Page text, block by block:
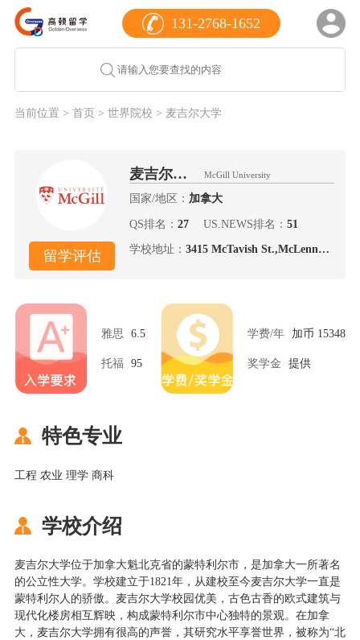
131-2768-1652
当前位置 > 首页 > 世界院校 > 麦吉尔大学
留学评估
麦吉尔大学 McGill University
国家/地区： 加拿大
QS排名：27 US.NEWS排名：51
学校地址：3415 McTavish St.,McLennan
雅思 6.5
托福 95
学费/年 加币 15348
奖学金 提供
特色专业
工程 农业 理学 商科
学校介绍
麦吉尔大学位于加拿大魁北克省的蒙特利尔市，是加拿大一所著名
的公立性大学。学校建立于1821年，从建校至今麦吉尔大学一直是
蒙特利尔人的骄傲。麦吉尔大学校园优美，古色古香的欧式建筑与
现代化楼房相互辉映，构成蒙特利尔市中心独特的景观。在加拿
大，麦吉尔大学拥有很高的声誉，其研究水平享誉世界，被称为“北